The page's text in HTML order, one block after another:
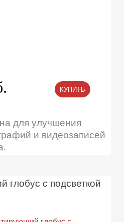
КУПИТЬ
для улучшения
и видеозаписей
глобус с подсветкой